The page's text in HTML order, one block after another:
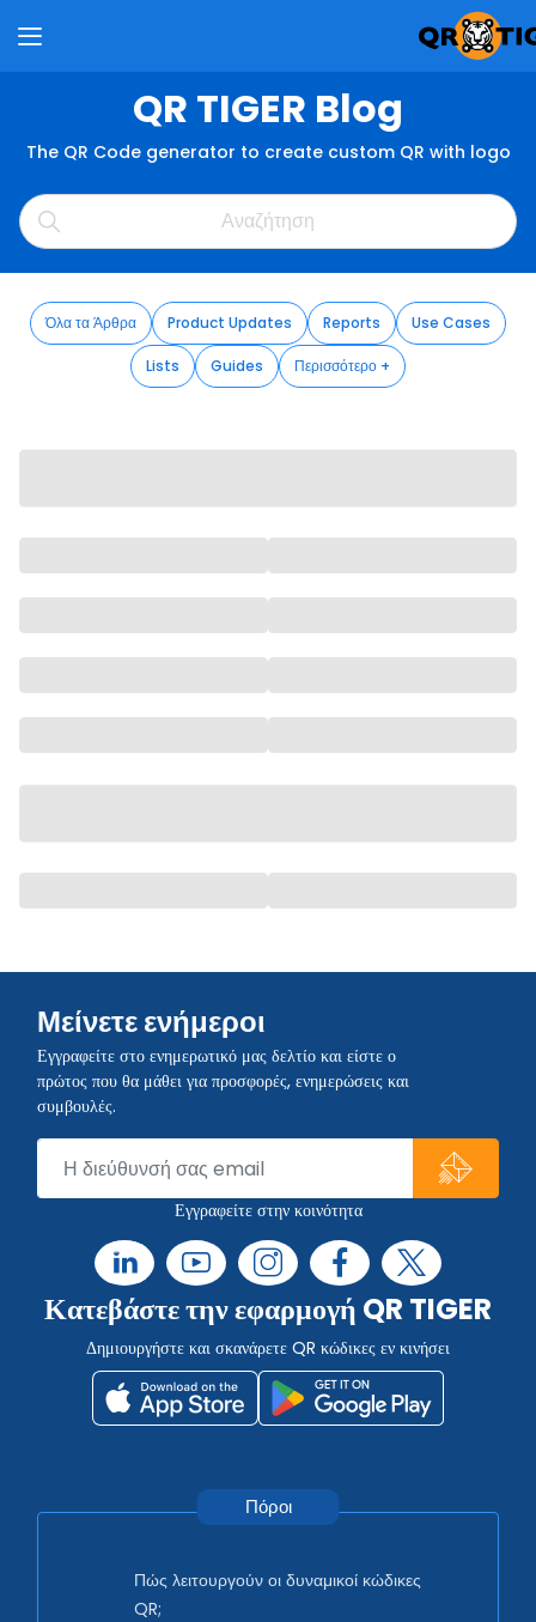
QR TIGER Blog
The QR Code generator to create custom QR with logo
Όλα τα Άρθρα Product Updates Reports Use Cases
Lists Guides Περισσότερο +
Μείνετε ενήμεροι
Εγγραφείτε στο ενημερωτικό μας δελτίο και είστε ο
πρώτος που θα μάθει για προσφορές, ενημερώσεις και
συμβουλές.
Εγγραφείτε στην κοινότητα
Κατεβάστε την εφαρμογή QR TIGER
Δημιουργήστε και σκανάρετε QR κώδικες εν κινήσει
Πόροι
Πώς λειτουργούν οι δυναμικοί κώδικες
QR;